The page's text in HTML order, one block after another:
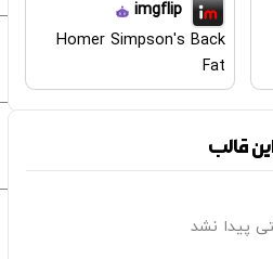
imgflip
Homer Simpson's Back
Fat
قالب
پیدا نشد